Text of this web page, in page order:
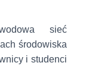
sieć
środowiska
i studenci